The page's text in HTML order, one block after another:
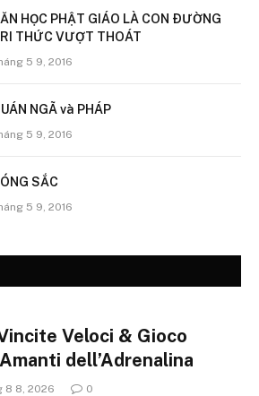
HỌC PHẬT GIÁO LÀ CON ÐƯỜNG
THỨC VƯỢT THOÁT
5 9, 2016
NGÃ và PHÁP
5 9, 2016
SẮC
5 9, 2016
Veloci & Gioco
dell’Adrenalina
8 8, 2026 0